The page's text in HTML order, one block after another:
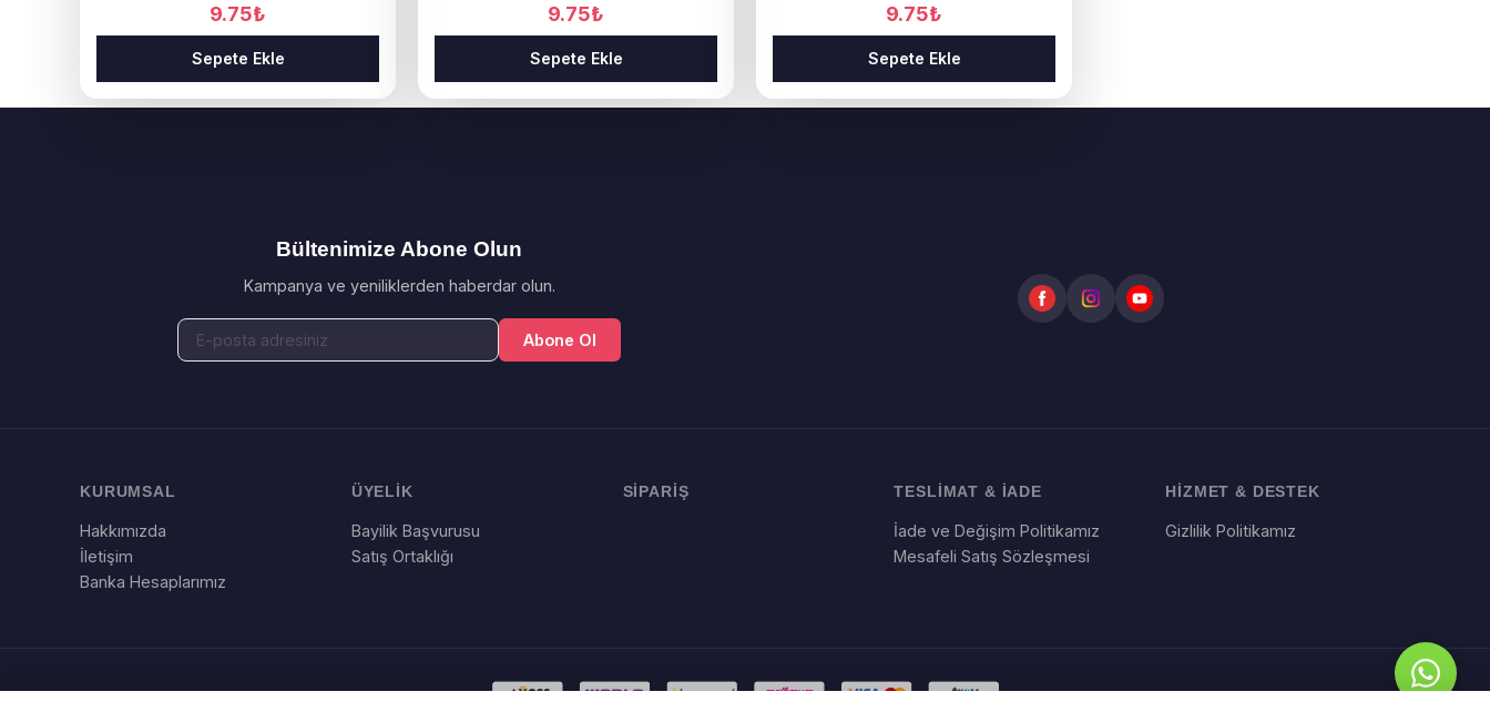
9.75₺
Sepete Ekle
9.75₺
Sepete Ekle
9.75₺
Sepete Ekle
Bültenimize Abone Olun
Kampanya ve yeniliklerden haberdar olun.
Abone Ol
KURUMSAL
Hakkımızda
İletişim
Banka Hesaplarımız
ÜYELİK
Bayilik Başvurusu
Satış Ortaklığı
SİPARİŞ TESLİMAT & İADE
İade ve Değişim Politikamız
Mesafeli Satış Sözleşmesi
HİZMET & DESTEK
Gizlilik Politikamız